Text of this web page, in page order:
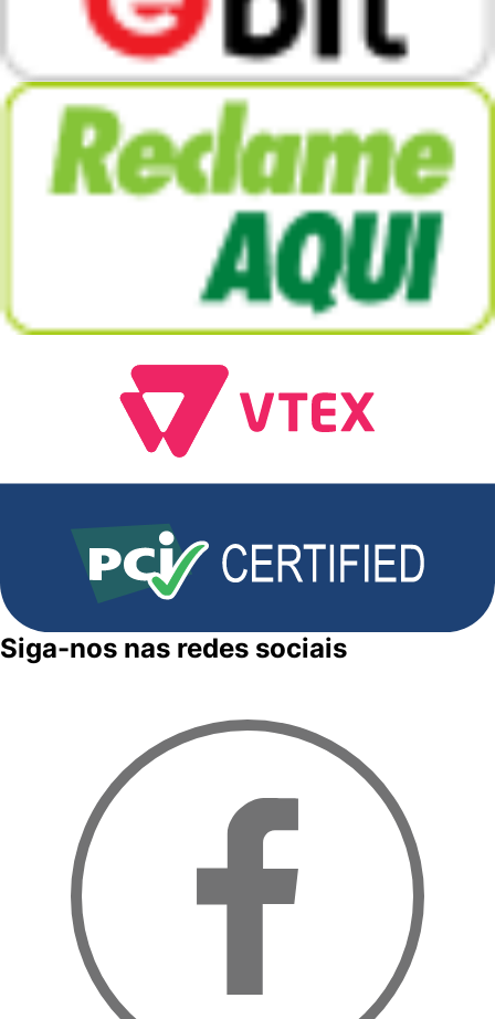
Siga-nos nas redes sociais